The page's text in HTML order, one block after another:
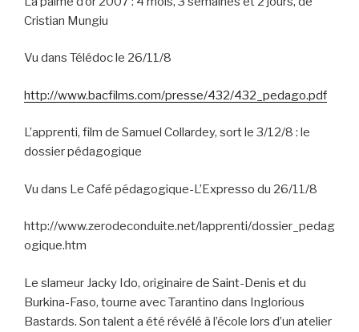
Cristian Mungiu
Vu dans Télédoc le 26/11/8
http://www.bacfilms.com/presse/432/432_pedago.pdf
L’apprenti, film de Samuel Collardey, sort le 3/12/8 : le
dossier pédagogique
Vu dans Le Café pédagogique-L’Expresso du 26/11/8
http://www.zerodeconduite.net/lapprenti/dossier_pedag
ogique.htm
Le slameur Jacky Ido, originaire de Saint-Denis et du
Burkina-Faso, tourne avec Tarantino dans Inglorious
Bastards. Son talent a été révélé à l’école lors d’un atelier